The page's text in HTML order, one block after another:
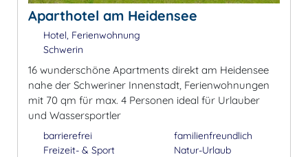
Aparthotel am Heidensee
Hotel, Ferienwohnung
Schwerin
16 wunderschöne Apartments direkt am Heidensee
nahe der Schweriner Innenstadt, Ferienwohnungen
mit 70 qm für max. 4 Personen ideal für Urlauber
und Wassersportler
barrierefrei
Freizeit- & Sport
familienfreundlich
Natur-Urlaub